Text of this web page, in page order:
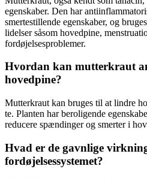
egenskaber. Den har
smertestillende egenskaber, og
lidelser såsom hovedpine,
fordøjelsesproblemer.
Hvordan kan mutterkraut
hovedpine?
Mutterkraut kan bruges til at lindre
te. Planten har beroligende
reducere spændinger og smerter i
Hvad er de gavnlige
fordøjelsessystemet?